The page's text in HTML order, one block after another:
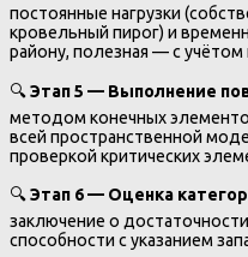
постоянные нагрузки
кровельный пирог) и
району, полезная — с учётом
🔍Этап 5 — Выполнение
методом конечных
всей пространственной
проверкой критических
🔍Этап 6 — Оценка
заключение о
способности с указанием